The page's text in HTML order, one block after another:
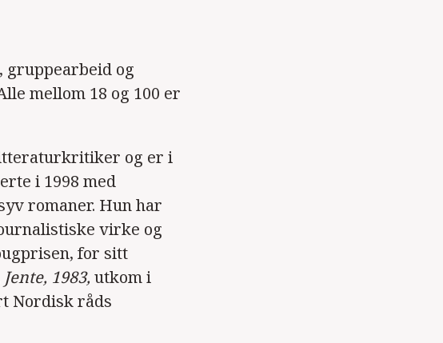
gruppearbeid og
mellom 18 og 100 er
og er i
i 1998 med
romaner. Hun har
virke og
for sitt
Jente, 1983, utkom i
Nordisk råds